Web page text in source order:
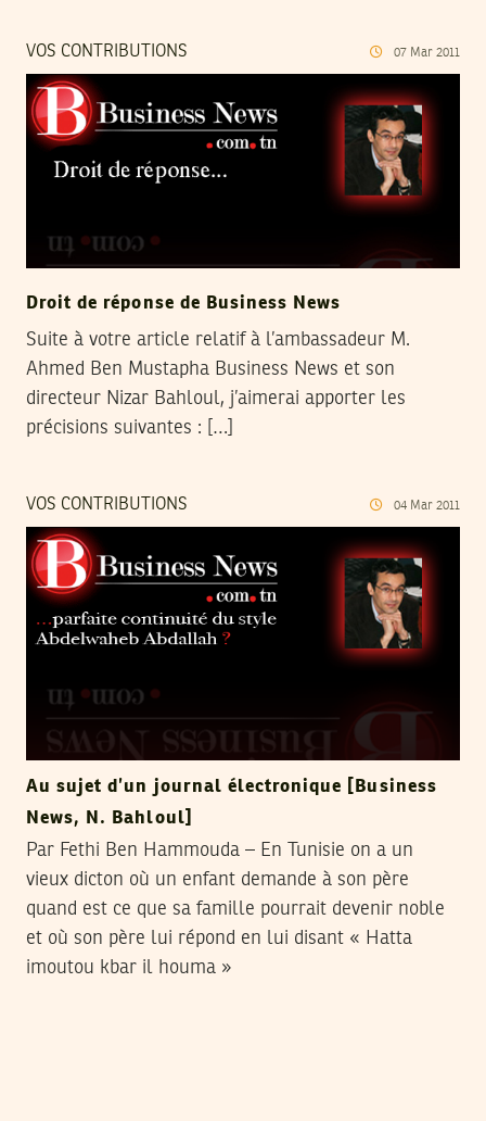
VOS CONTRIBUTIONS 07 Mar 2011
Droit de réponse de Business News
Suite à votre article relatif à l’ambassadeur M.
Ahmed Ben Mustapha Business News et son
directeur Nizar Bahloul, j’aimerai apporter les
précisions suivantes : […]
VOS CONTRIBUTIONS 04 Mar 2011
Au sujet d’un journal électronique [Business
News, N. Bahloul]
Par Fethi Ben Hammouda – En Tunisie on a un
vieux dicton où un enfant demande à son père
quand est ce que sa famille pourrait devenir noble
et où son père lui répond en lui disant « Hatta
imoutou kbar il houma »